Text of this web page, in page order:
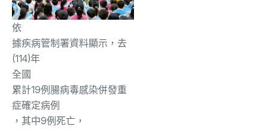
依
據疾病管制署資料顯示，去
(114)年
全國
累計19例腸病毒感染併發重
症確定病例
，其中9例死亡 ，